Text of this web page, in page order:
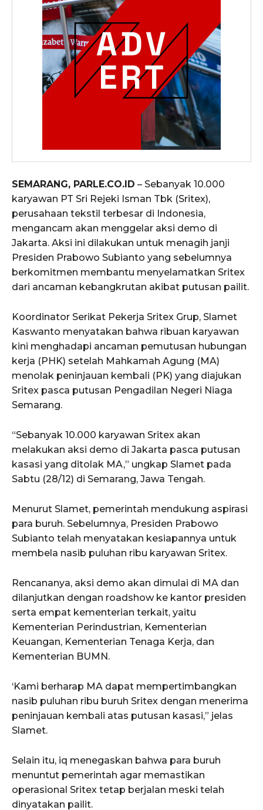
SEMARANG, PARLE.CO.ID – Sebanyak 10.000
karyawan PT Sri Rejeki Isman Tbk (Sritex),
perusahaan tekstil terbesar di Indonesia,
mengancam akan menggelar aksi demo di
Jakarta. Aksi ini dilakukan untuk menagih janji
Presiden Prabowo Subianto yang sebelumnya
berkomitmen membantu menyelamatkan Sritex
dari ancaman kebangkrutan akibat putusan pailit.
Koordinator Serikat Pekerja Sritex Grup, Slamet
Kaswanto menyatakan bahwa ribuan karyawan
kini menghadapi ancaman pemutusan hubungan
kerja (PHK) setelah Mahkamah Agung (MA)
menolak peninjauan kembali (PK) yang diajukan
Sritex pasca putusan Pengadilan Negeri Niaga
Semarang.
“Sebanyak 10.000 karyawan Sritex akan
melakukan aksi demo di Jakarta pasca putusan
kasasi yang ditolak MA,” ungkap Slamet pada
Sabtu (28/12) di Semarang, Jawa Tengah.
Menurut Slamet, pemerintah mendukung aspirasi
para buruh. Sebelumnya, Presiden Prabowo
Subianto telah menyatakan kesiapannya untuk
membela nasib puluhan ribu karyawan Sritex.
Rencananya, aksi demo akan dimulai di MA dan
dilanjutkan dengan roadshow ke kantor presiden
serta empat kementerian terkait, yaitu
Kementerian Perindustrian, Kementerian
Keuangan, Kementerian Tenaga Kerja, dan
Kementerian BUMN.
‘Kami berharap MA dapat mempertimbangkan
nasib puluhan ribu buruh Sritex dengan menerima
peninjauan kembali atas putusan kasasi,” jelas
Slamet.
Selain itu, iq menegaskan bahwa para buruh
menuntut pemerintah agar memastikan
operasional Sritex tetap berjalan meski telah
dinyatakan pailit.